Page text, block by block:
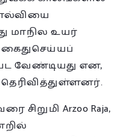
மாநில உயர்
வேண்டியது என,
சிறுமி Arzoo Raja,